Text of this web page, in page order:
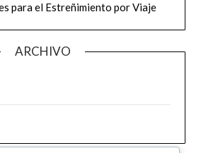
para el Estreñimiento por Viaje
ARCHIVO